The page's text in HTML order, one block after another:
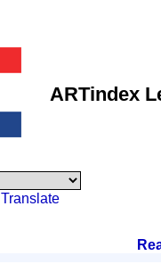
ARTindex
Translate